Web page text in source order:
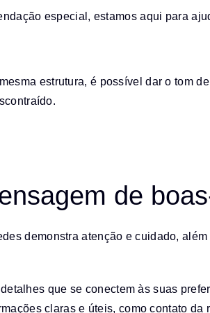
especial, estamos aqui para
estrutura, é possível dar o tom
de
demonstra atenção e cuidado,
que se conectem às suas
claras e úteis, como contato